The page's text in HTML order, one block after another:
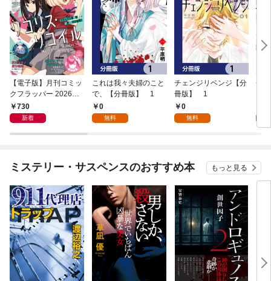
【電子版】月刊コミッ
クフラッパー 2026年9
月号730
新着
これは我々夫婦のこと
で、【分冊版】 1
0
無料
チェンジリベンジ【分
冊版】 1
0
無料
チ
ミステリー・サスペンスのおすすめ本 もっと見る